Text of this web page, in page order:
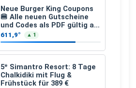
Neue Burger King Coupons
🍔 Alle neuen Gutscheine
und Codes als PDF gültig ab
25.07.2026 bis 04.09.2026
611,9° ▲ 1
5* Simantro Resort: 8 Tage
Chalkidiki mit Flug &
Frühstück für 389 €